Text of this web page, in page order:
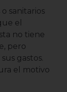
sanitarios
el
no tiene
pero
gastos.
el motivo